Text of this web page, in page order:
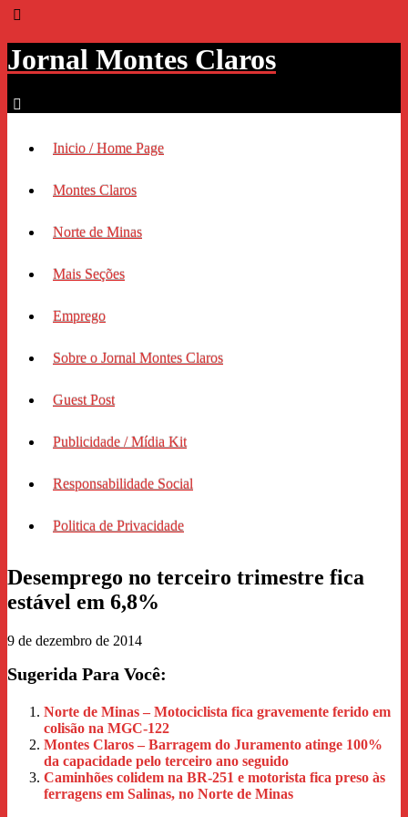
Jornal Montes Claros
Inicio / Home Page
Montes Claros
Norte de Minas
Mais Seções
Emprego
Sobre o Jornal Montes Claros
Guest Post
Publicidade / Mídia Kit
Responsabilidade Social
Politica de Privacidade
Desemprego no terceiro trimestre fica
estável em 6,8%
9 de dezembro de 2014
Sugerida Para Você:
Norte de Minas – Motociclista fica gravemente ferido em
colisão na MGC-122
Montes Claros – Barragem do Juramento atinge 100%
da capacidade pelo terceiro ano seguido
Caminhões colidem na BR-251 e motorista fica preso às
ferragens em Salinas, no Norte de Minas